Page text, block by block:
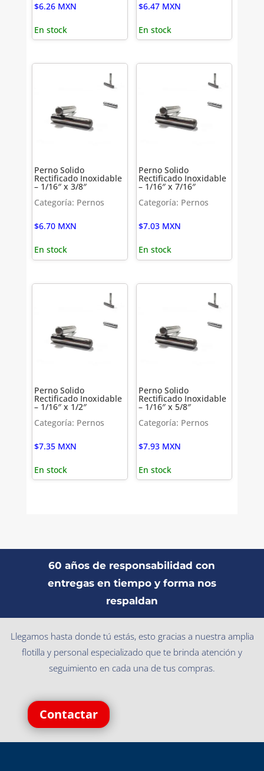
$6.26 MXN
En stock
$6.47 MXN
En stock
Perno Solido
Rectificado Inoxidable
– 1/16″ x 3/8″
Categoría: Pernos
$6.70 MXN
En stock
Perno Solido
Rectificado Inoxidable
– 1/16″ x 7/16″
Categoría: Pernos
$7.03 MXN
En stock
Perno Solido
Rectificado Inoxidable
– 1/16″ x 1/2″
Categoría: Pernos
$7.35 MXN
En stock
Perno Solido
Rectificado Inoxidable
– 1/16″ x 5/8″
Categoría: Pernos
$7.93 MXN
En stock
60 años de responsabilidad con
entregas en tiempo y forma nos
respaldan
Llegamos hasta donde tú estás, esto gracias a nuestra amplia
flotilla y personal especializado que te brinda atención y
seguimiento en cada una de tus compras.
Contactar